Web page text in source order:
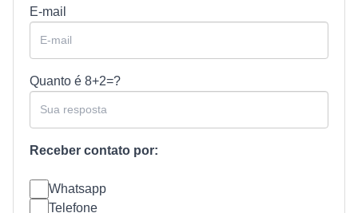
E-mail
Quanto é 8+2=?
Receber contato por:
Whatsapp
Telefone